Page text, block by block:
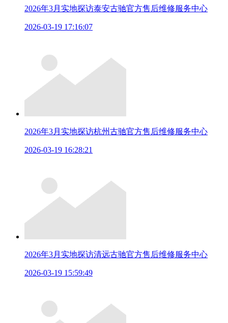
2026年3月实地探访泰安古驰官方售后维修服务中心
2026-03-19 17:16:07
2026年3月实地探访杭州古驰官方售后维修服务中心
2026-03-19 16:28:21
2026年3月实地探访清远古驰官方售后维修服务中心
2026-03-19 15:59:49